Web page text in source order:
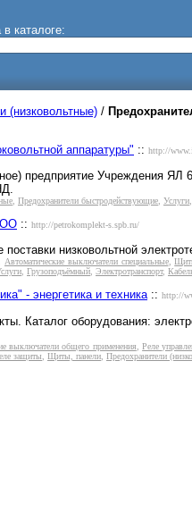
в каталоге:
(низковольтные) /
аппаратуры" :: http://
предприятие Учреждения
, Предохранители быстродействующие, Услуги,
:: http://petrokomplekt-s.spb.ru/
низковольтной
Автоматические выключатели специальные,
, Грузоподъёмный, Электротранспорт,
- энергетика и техника:: http://
Каталог оборудования:
выключатели общего применения ,Реле
защиты Щиты, панели Предохранители